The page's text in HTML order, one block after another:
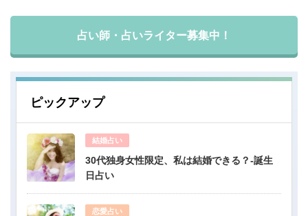
占い師・占いライター募集中！
ピックアップ
結婚占い
30代独身女性限定、私は結婚できる？-誕生
日占い
恋愛占い